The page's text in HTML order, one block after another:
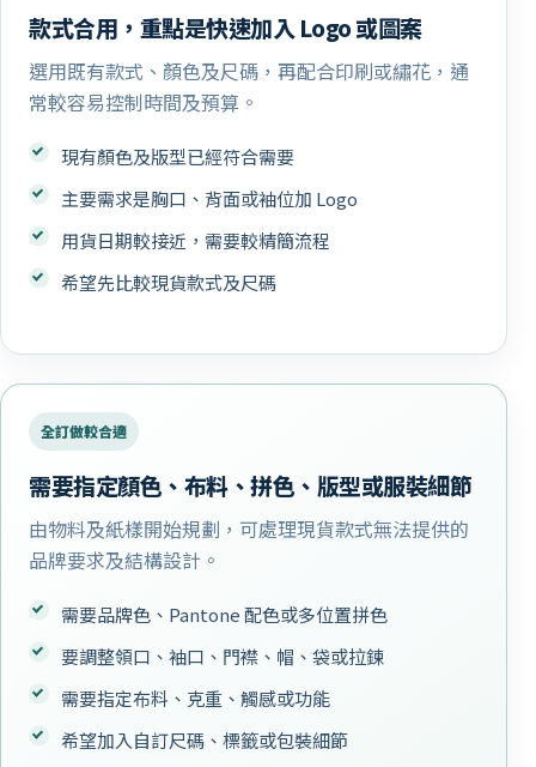
款式合用，重點是快速加入 Logo 或圖案
選用既有款式、顏色及尺碼，再配合印刷或繡花，通
常較容易控制時間及預算。
現有顏色及版型已經符合需要
主要需求是胸口、背面或袖位加 Logo
用貨日期較接近，需要較精簡流程
希望先比較現貨款式及尺碼
全訂做較合適
需要指定顏色、布料、拼色、版型或服裝細節
由物料及紙樣開始規劃，可處理現貨款式無法提供的
品牌要求及結構設計。
需要品牌色、Pantone 配色或多位置拼色
要調整領口、袖口、門襟、帽、袋或拉鍊
需要指定布料、克重、觸感或功能
希望加入自訂尺碼、標籤或包裝細節